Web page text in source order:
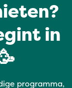
in
programma,